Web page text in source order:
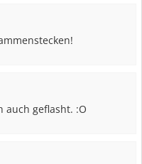
auch geflasht. :O